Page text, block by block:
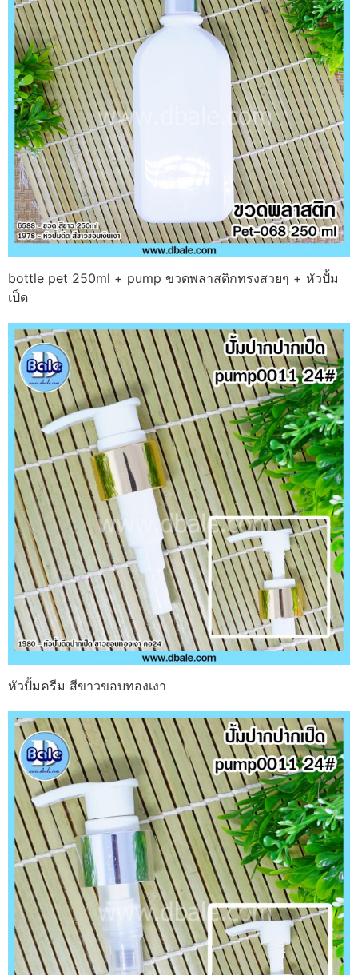
bottle pet 250ml + pump ขวดพลาสติกทรงสวยๆ + หัวปั้ม
เป็ด
หัวปั้มครีม สีขาวขอบทองเงา